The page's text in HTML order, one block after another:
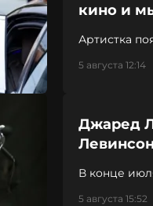
кино и
Артистка
5 августа 12:14
Джаред
В конце
5 августа 15:52